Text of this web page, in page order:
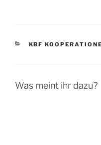
KATEGORIEN
KBF
Was meint ihr dazu?